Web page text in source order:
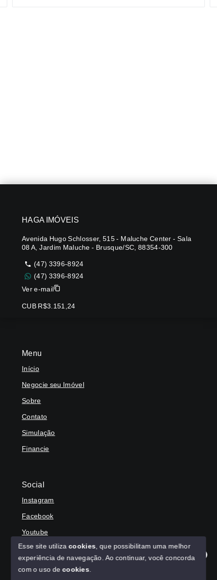
Olá! Agradecemos seu contato, como podemos ajudar?
Menu
Início
Negocie seu Imóvel
Sobre
Contato
Simulação
Financie
Social
Instagram
Facebook
Youtube
© Copyright 2026 - HAGA IMÓVEIS - Todos os direitos
HAGA IMÓVEIS
Avenida Hugo Schlosser, 515 - Maluche Center - Sala
08 A, Jardim Maluche - Brusque/SC, 88354-300
(47) 3396-8924
(47) 3396-8924
Ver e-mail
CUB R$3.151,24
Esse site utilizacookies , que possibilitam uma melhor
experiência de navegação. Ao continuar, você concorda
com o uso decookies